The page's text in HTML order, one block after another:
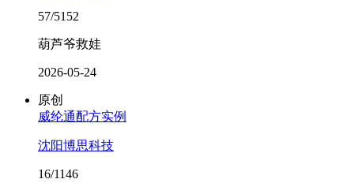
57/5152
葫芦爷救娃
2026-05-24
原创
威纶通配方实例
沈阳博思科技
16/1146